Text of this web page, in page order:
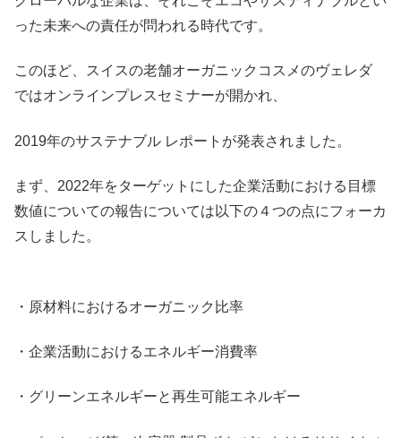
った未来への責任が問われる時代です。
このほど、スイスの老舗オーガニックコスメのヴェレダ
ではオンラインプレスセミナーが開かれ、
2019年のサステナブル レポートが発表されました。
まず、2022年をターゲットにした企業活動における目標
数値についての報告については以下の４つの点にフォーカ
スしました。
・原材料におけるオーガニック比率
・企業活動におけるエネルギー消費率
・グリーンエネルギーと再生可能エネルギー